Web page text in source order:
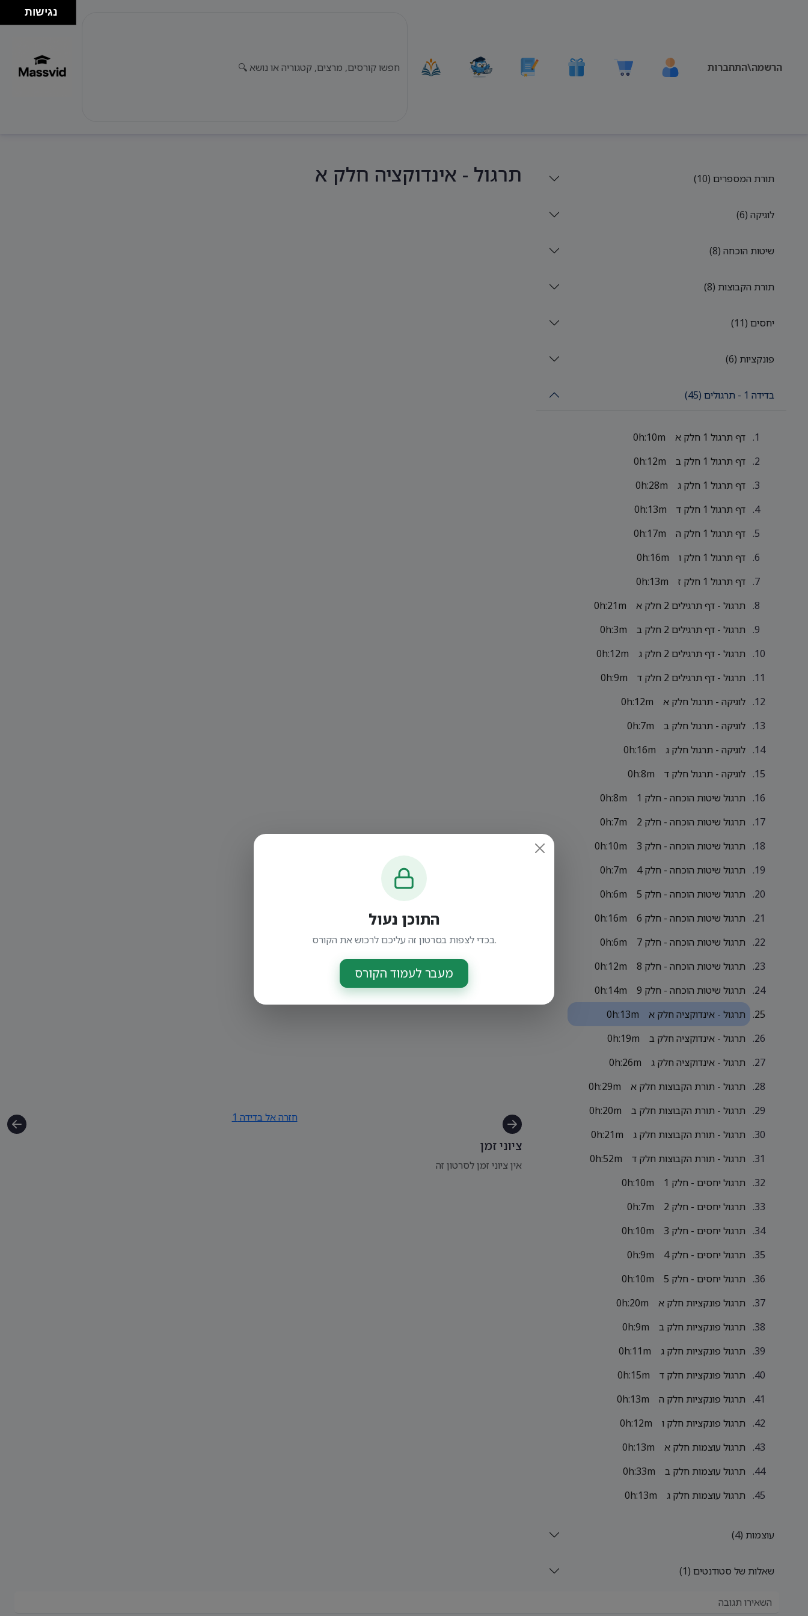
הרשמה\התחברות
תרגול - אינדוקציה חלק א
חזרה אל בדידה 1
ציוני זמן
אין ציוני זמן לסרטון זה
תורת המספרים (10)
לוגיקה (6)
שיטות הוכחה (8)
תורת הקבוצות (8)
יחסים (11)
פונקציות (6)
בדידה 1 - תרגולים (45)
דף תרגול 1 חלק א
0h:10m
דף תרגול 1 חלק ב
0h:12m
דף תרגול 1 חלק ג
0h:28m
דף תרגול 1 חלק ד
0h:13m
דף תרגול 1 חלק ה
0h:17m
דף תרגול 1 חלק ו
0h:16m
דף תרגול 1 חלק ז
0h:13m
תרגול - דף תרגילים 2 חלק א
0h:21m
תרגול - דף תרגילים 2 חלק ב
0h:3m
תרגול - דף תרגילים 2 חלק ג
0h:12m
תרגול - דף תרגילים 2 חלק ד
0h:9m
לוגיקה - תרגול חלק א
0h:12m
לוגיקה - תרגול חלק ב
0h:7m
לוגיקה - תרגול חלק ג
0h:16m
לוגיקה - תרגול חלק ד
0h:8m
תרגול שיטות הוכחה - חלק 1
0h:8m
תרגול שיטות הוכחה - חלק 2
0h:7m
תרגול שיטות הוכחה - חלק 3
0h:10m
תרגול שיטות הוכחה - חלק 4
0h:7m
תרגול שיטות הוכחה - חלק 5
0h:6m
תרגול שיטות הוכחה - חלק 6
0h:16m
תרגול שיטות הוכחה - חלק 7
0h:6m
תרגול שיטות הוכחה - חלק 8
0h:12m
תרגול שיטות הוכחה - חלק 9
0h:14m
תרגול - אינדוקציה חלק א
0h:13m
תרגול - אינדוקציה חלק ב
0h:19m
תרגול - אינדוקציה חלק ג
0h:26m
תרגול - תורת הקבוצות חלק א
0h:29m
תרגול - תורת הקבוצות חלק ב
0h:20m
תרגול - תורת הקבוצות חלק ג
0h:21m
תרגול - תורת הקבוצות חלק ד
0h:52m
תרגול יחסים - חלק 1
0h:10m
תרגול יחסים - חלק 2
0h:7m
תרגול יחסים - חלק 3
0h:10m
תרגול יחסים - חלק 4
0h:9m
תרגול יחסים - חלק 5
0h:10m
תרגול פונקציות חלק א
0h:20m
תרגול פונקציות חלק ב
0h:9m
תרגול פונקציות חלק ג
0h:11m
תרגול פונקציות חלק ד
0h:15m
תרגול פונקציות חלק ה
0h:13m
תרגול פונקציות חלק ו
0h:12m
תרגול עוצמות חלק א
0h:13m
תרגול עוצמות חלק ב
0h:33m
תרגול עוצמות חלק ג
0h:13m
עוצמות (4)
שאלות של סטודנטים (1)
התוכן נעול
בכדי לצפות בסרטון זה עליכם לרכוש את הקורס.
מעבר לעמוד הקורס
נגישות